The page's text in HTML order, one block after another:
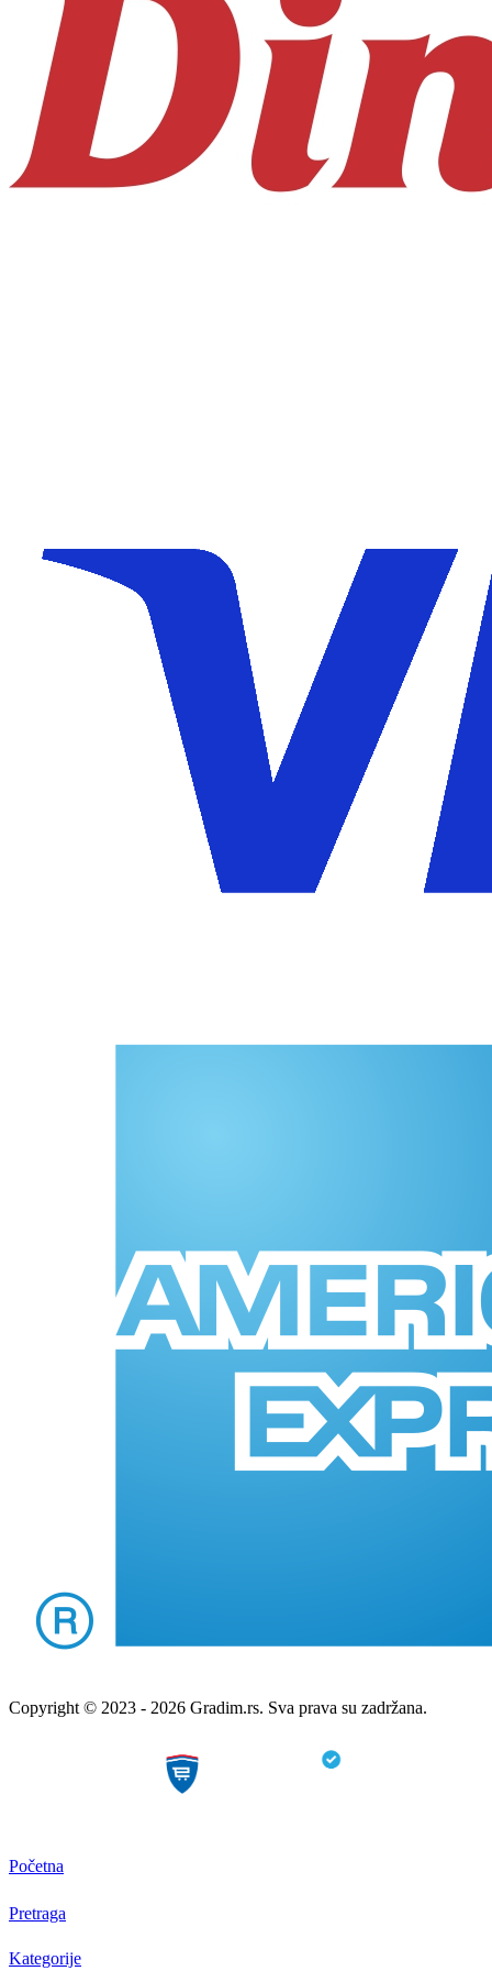
Copyright © 2023 - 2026 Gradim.rs. Sva prava su zadržana.
Početna
Pretraga
Kategorije